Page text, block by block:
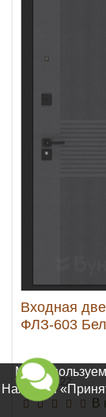
Входная
ФЛЗ-603
Арт. 30122
В
Мы
Нажимая